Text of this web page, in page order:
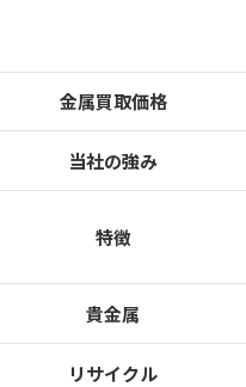
金属買取価格
当社の強み
特徴
貴金属
リサイクル